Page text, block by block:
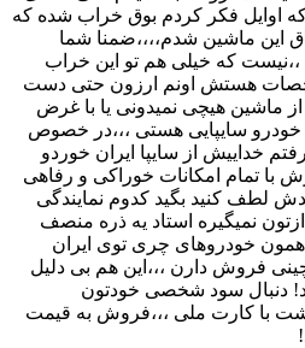
اوایل فکر کردم بوق خراب شده که
این ماشین شدم،،،،ضمنا شما
،،نیست که خیلی هم تو این خراب
هستش اونم ارزون حتی دست
ماشین هیچی نمیدونی یا با غرض
خودرو سایپایی هستی ،،،در خصوص
خداییش از سایپا ایران خوردو
با تمام امکانات خوراکی و رفاهی
لطف کنید بگید کدوم نمایندگی
نمیگیره استاد یه ذره منصف
همون خودروهای چری توی ایران
فروش دارن ،،،این هم بی دلیل
دنبال سود شخصی خودتون
با کارت ملی ،،،فروش به قیمت